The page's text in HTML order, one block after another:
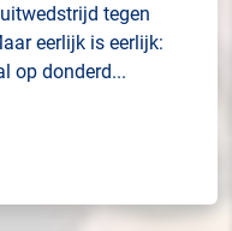
tegen
eerlijk is eerlijk:
op donderd...